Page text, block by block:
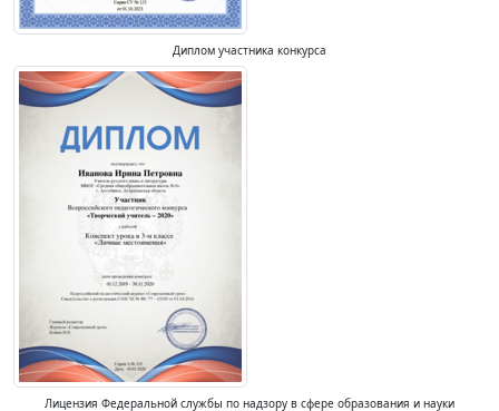
Диплом участника конкурса
Лицензия Федеральной службы по надзору в сфере образования и науки